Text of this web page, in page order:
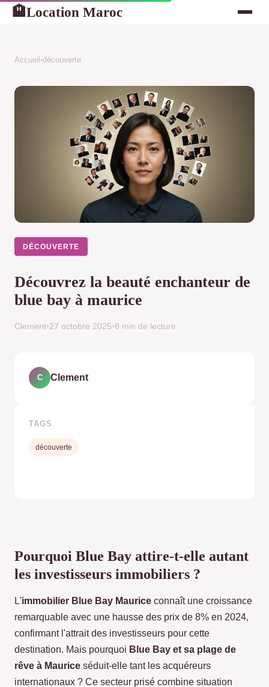
🏨Location Maroc
Accueil ›découverte
DÉCOUVERTE
Découvrez la beauté enchanteur de
blue bay à maurice
Clement•27 octobre 2025•8 min de lecture
Pourquoi Blue Bay attire-t-elle autant
les investisseurs immobiliers ?
L'immobilier Blue Bay Maurice connaît une croissance
remarquable avec une hausse des prix de 8% en 2024,
confirmant l'attrait des investisseurs pour cette
destination. Mais pourquoi Blue Bay et sa plage de
rêve à Maurice séduit-elle tant les acquéreurs
internationaux ? Ce secteur prisé combine situation
C Clement
TAGS
découverte